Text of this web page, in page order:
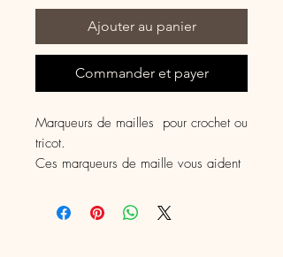
Ajouter au panier
Commander et payer
Marqueurs de mailles pour crochet ou
tricot.
Ces marqueurs de maille vous aident
dans votre crochet.
C' est un cadeau original à s'offrir ou